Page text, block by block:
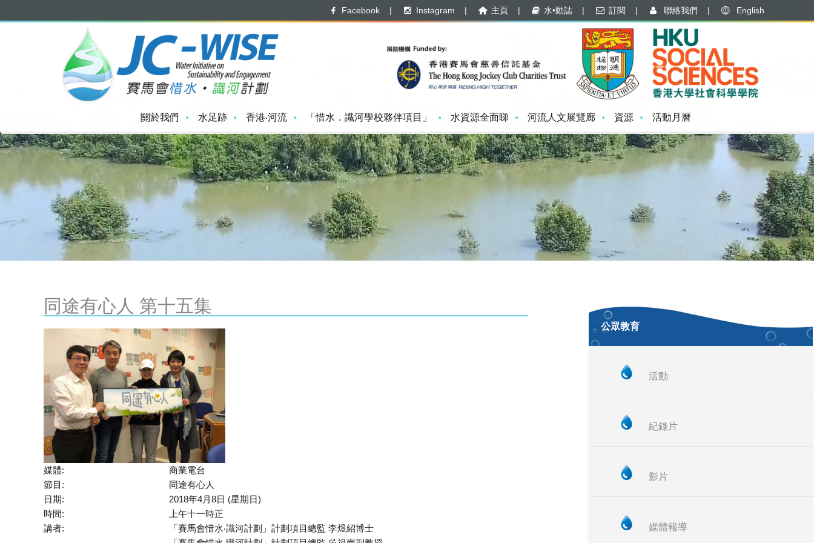
Facebook | Instagram | 主頁 | 水•動誌 | 訂閱 | 聯絡我們 | English
關於我們 水足跡 香港‧河流 「惜水．識河學校夥伴項目」 水資源全面睇 河流人文展覽廊 資源 活動月曆
同途有心人 第十五集
媒體:
節目:
日期:
時間:
商業電台
同途有心人
2018年4月8日 (星期日)
上午十一時正
講者:
「賽馬會惜水‧識河計劃」計劃項目總監 李煜紹博士
公眾教育
活動
紀錄片
影片
媒體報導